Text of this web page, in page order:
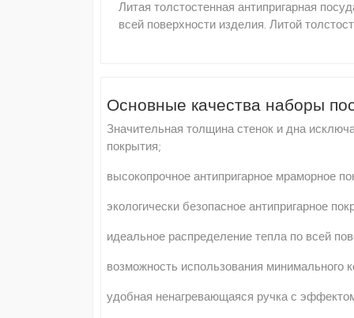
Литая толстостенная антипригарная
всей поверхности изделия. Литой
Основные качества наборы
Значительная толщина стенок и дна
покрытия;
высокопрочное антипригарное мраморное
экологически безопасное антипригарное
идеальное распределение тепла по всей
возможность использования минимального
удобная ненагревающаяся ручка с